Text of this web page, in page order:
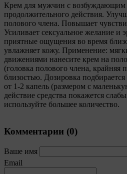
Крем для мужчин с возбуждающим
продолжительного действия.
полового члена. Повышает
Усиливает сексуальное желание и
приятные ощущения во время
увлажняет кожу. Применение:
движениями нанесите крем на
(головка полового члена, крайняя
близостью. Дозировка
от 1-2 капель (размером с
действие средства покажется
используйте большее количество.
Комментарии (0)
Ваше имя
Email
3. Политика разъясняет
данных, которые
сайта Общества с доменным
каких целей и каким образом
обрабатывает файлы cookie, а
пользователи могут
обработки.
4. Файлы cookie являются
сохраненными в браузере
устройства) пользователя
указанных в пункте 3
заново или выбирать те же
например, выбор языковой
5. Целями обработки